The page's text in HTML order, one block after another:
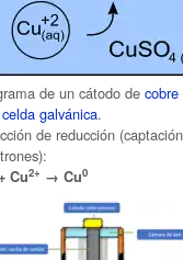
de un cátodo de cobre
celda galvánica.
de reducción
Cu2+ → Cu0